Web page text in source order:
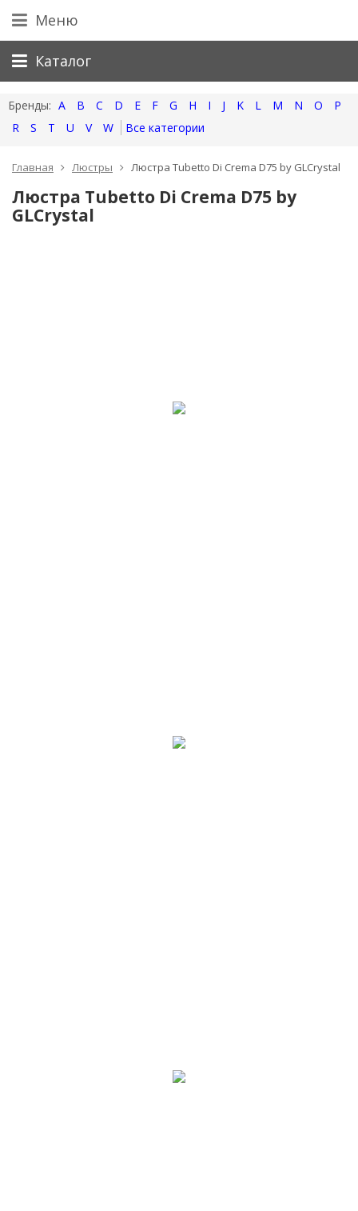
Меню
Каталог
A B C D E F G H I J K L M N O
P
R
S T U V W Все категории
Главная Люстры Люстра Tubetto Di Crema D75 by GLCrystal
Люстра Tubetto Di Crema D75 by
GLCrystal